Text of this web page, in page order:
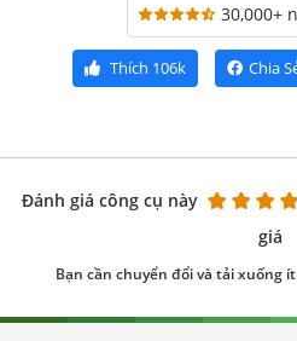
30,000+
Thích 106k Chia
Đánh giá công cụ này
giá
Bạn cần chuyển đổi và tải xuống